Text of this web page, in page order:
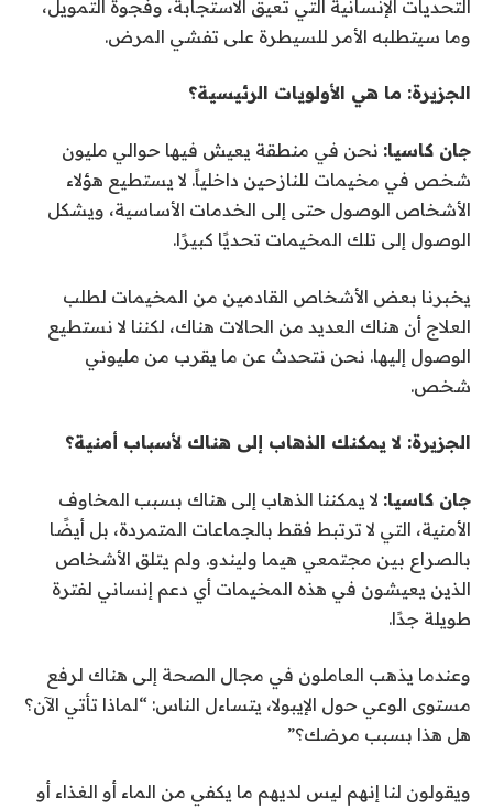
التحديات الإنسانية التي تعيق الاستجابة، وفجوة التمويل،
وما سيتطلبه الأمر للسيطرة على تفشي المرض.
الجزيرة: ما هي الأولويات الرئيسية؟
جان كاسيا: نحن في منطقة يعيش فيها حوالي مليون
شخص في مخيمات للنازحين داخلياً. لا يستطيع هؤلاء
الأشخاص الوصول حتى إلى الخدمات الأساسية، ويشكل
الوصول إلى تلك المخيمات تحديًا كبيرًا.
يخبرنا بعض الأشخاص القادمين من المخيمات لطلب
العلاج أن هناك العديد من الحالات هناك، لكننا لا نستطيع
الوصول إليها. نحن نتحدث عن ما يقرب من مليوني
شخص.
الجزيرة: لا يمكنك الذهاب إلى هناك لأسباب أمنية؟
جان كاسيا: لا يمكننا الذهاب إلى هناك بسبب المخاوف
الأمنية، التي لا ترتبط فقط بالجماعات المتمردة، بل أيضًا
بالصراع بين مجتمعي هيما وليندو. ولم يتلق الأشخاص
الذين يعيشون في هذه المخيمات أي دعم إنساني لفترة
طويلة جدًا.
وعندما يذهب العاملون في مجال الصحة إلى هناك لرفع
مستوى الوعي حول الإيبولا، يتساءل الناس: “لماذا تأتي الآن؟
هل هذا بسبب مرضك؟”
ويقولون لنا إنهم ليس لديهم ما يكفي من الماء أو الغذاء أو